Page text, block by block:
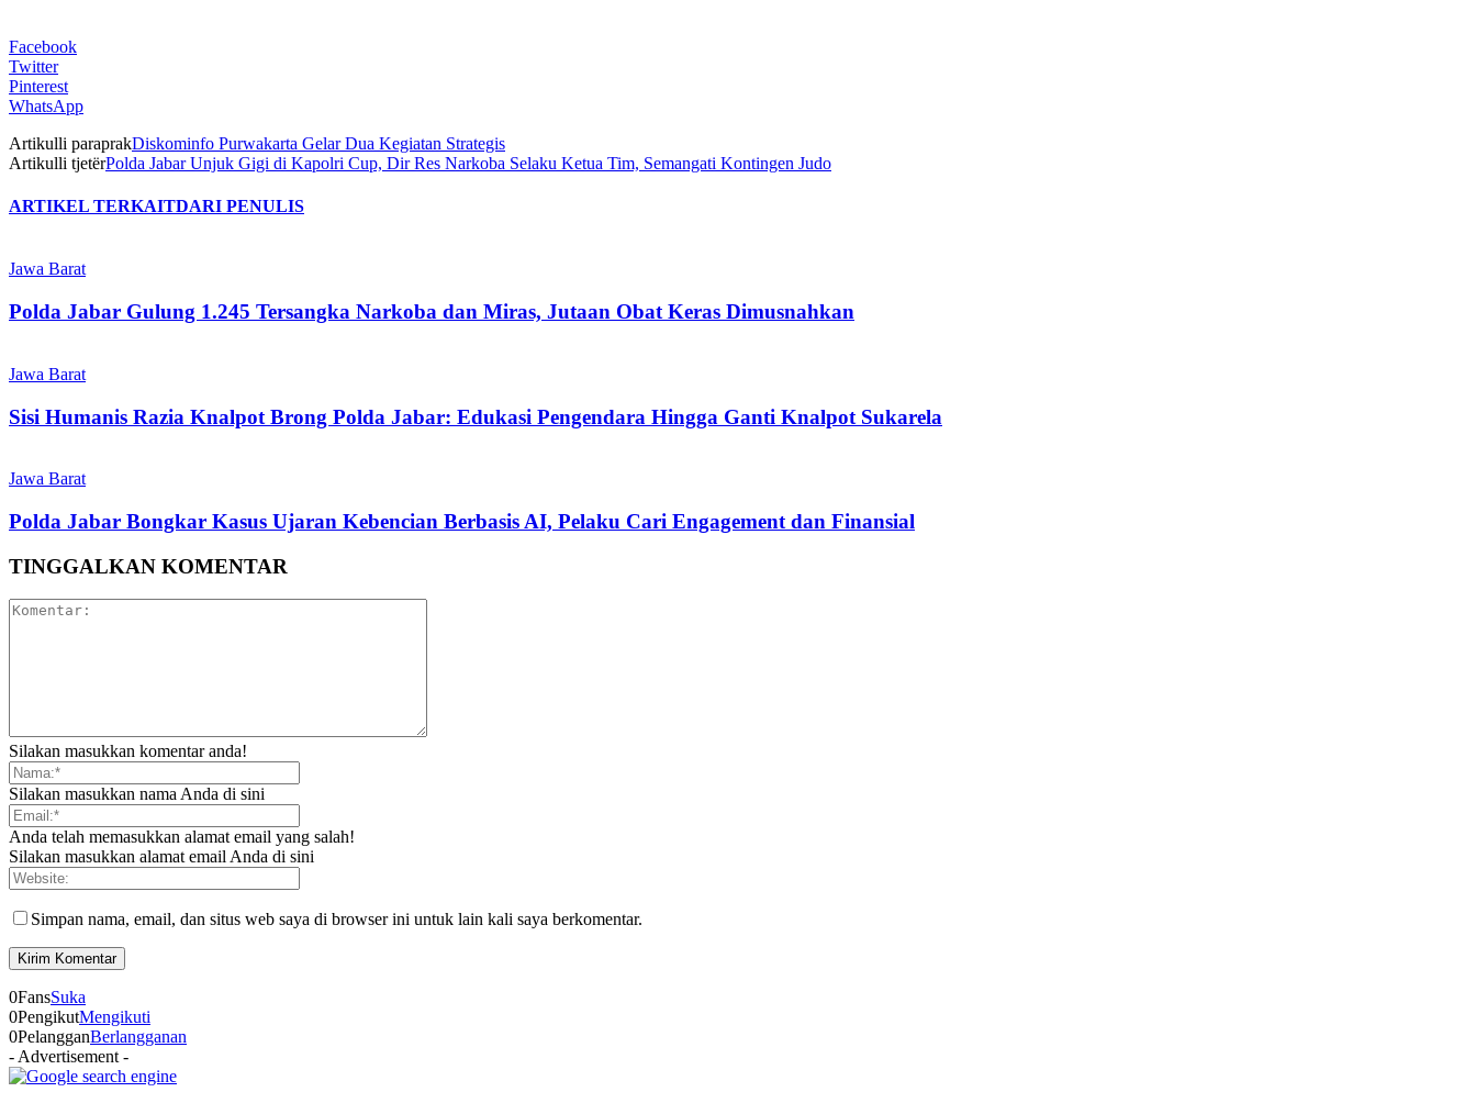
Facebook
Twitter
Pinterest
WhatsApp
Artikulli paraprakDiskominfo Purwakarta Gelar Dua Kegiatan Strategis
Artikulli tjetërPolda Jabar Unjuk Gigi di Kapolri Cup, Dir Res Narkoba Selaku Ketua Tim, Semangati Kontingen Judo
ARTIKEL TERKAITDARI PENULIS
Jawa Barat
Polda Jabar Gulung 1.245 Tersangka Narkoba dan Miras, Jutaan Obat Keras Dimusnahkan
Jawa Barat
Sisi Humanis Razia Knalpot Brong Polda Jabar: Edukasi Pengendara Hingga Ganti Knalpot Sukarela
Jawa Barat
Polda Jabar Bongkar Kasus Ujaran Kebencian Berbasis AI, Pelaku Cari Engagement dan Finansial
TINGGALKAN KOMENTAR
Silakan masukkan komentar anda!
Silakan masukkan nama Anda di sini
Anda telah memasukkan alamat email yang salah!
Silakan masukkan alamat email Anda di sini
Simpan nama, email, dan situs web saya di browser ini untuk lain kali saya berkomentar.
0FansSuka
0PengikutMengikuti
0PelangganBerlangganan
- Advertisement -